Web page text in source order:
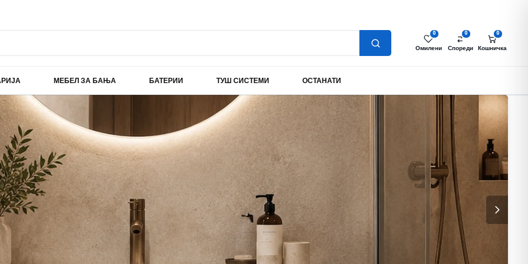
0
Омилени
0
Спореди
0
Кошничка
МЕБЕЛ ЗА БАЊА БАТЕРИИ ТУШ СИСТЕМИ ОСТАНАТИ